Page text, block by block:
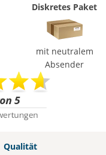
Diskretes Paket
mit neutralem
Absender
Qualität